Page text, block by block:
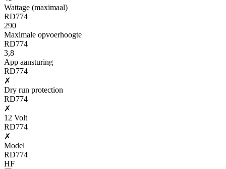
Wattage (maximaal)
RD774
290
Maximale opvoerhoogte
RD774
3,8
App aansturing
RD774
✗
Dry run protection
RD774
✗
12 Volt
RD774
✗
Model
RD774
HF